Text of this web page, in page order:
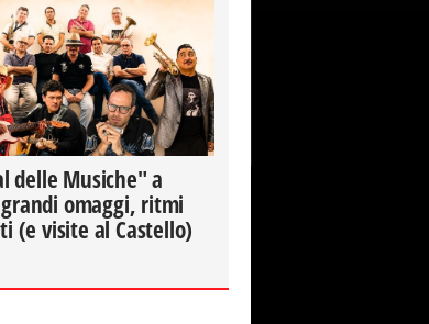
delle Musiche" a
omaggi, ritmi
(e visite al Castello)